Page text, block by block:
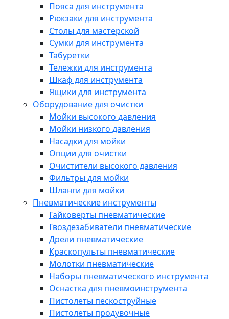
Пояса для инструмента
Рюкзаки для инструмента
Столы для мастерской
Сумки для инструмента
Табуретки
Тележки для инструмента
Шкаф для инструмента
Ящики для инструмента
Оборудование для очистки
Мойки высокого давления
Мойки низкого давления
Насадки для мойки
Опции для очистки
Очистители высокого давления
Фильтры для мойки
Шланги для мойки
Пневматические инструменты
Гайковерты пневматические
Гвоздезабиватели пневматические
Дрели пневматические
Краскопульты пневматические
Молотки пневматические
Наборы пневматического инструмента
Оснастка для пневмоинструмента
Пистолеты пескоструйные
Пистолеты продувочные